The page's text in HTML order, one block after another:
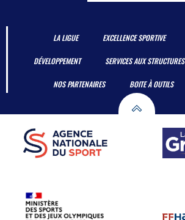
LA LIGUE EXCELLENCE SPORTIVE
DÉVELOPPEMENT SERVICES AUX STRUCTURES
NOS PARTENAIRES BOITE À OUTILS